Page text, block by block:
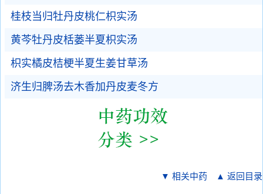
桂枝当归牡丹皮桃仁枳实汤
黄芩牡丹皮栝蒌半夏枳实汤
枳实橘皮桔梗半夏生姜甘草汤
济生归脾汤去木香加丹皮麦冬方
▼ 相关中药 ▲ 返回目录